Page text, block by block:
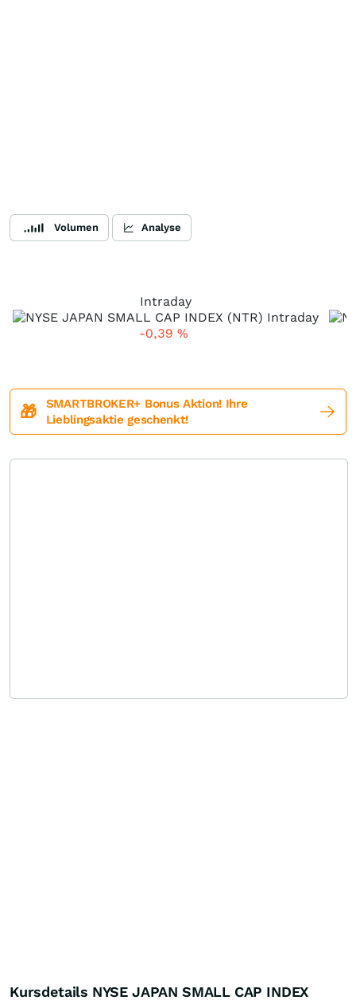
Volumen Analyse
Intraday
-0,39 %
🎁
SMARTBROKER+ Bonus Aktion! Ihre
Lieblingsaktie geschenkt!
Kursdetails NYSE JAPAN SMALL CAP INDEX